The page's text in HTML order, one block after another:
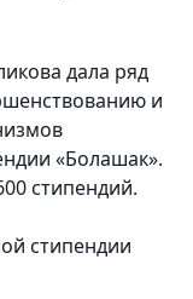
дала ряд
и
«Болашак».
стипендий.
стипендии